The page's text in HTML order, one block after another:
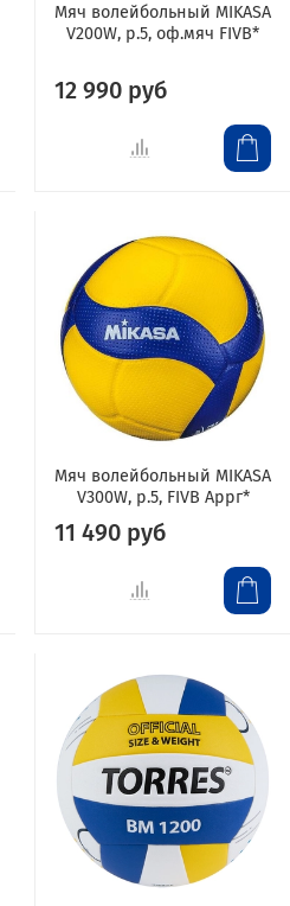
Мяч волейбольный MIKASA
V200W, р.5, оф.мяч FIVB*
12 990 руб
Мяч волейбольный MIKASA
V300W, р.5, FIVB Аррг*
11 490 руб